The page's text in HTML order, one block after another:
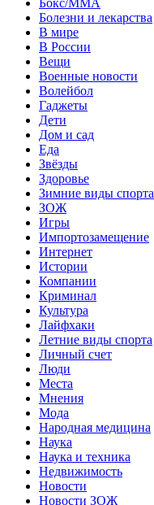
Болезни и лекарства
В мире
В России
Вещи
Военные новости
Волейбол
Гаджеты
Дети
Дом и сад
Еда
Звёзды
Здоровье
Зимние виды спорта
ЗОЖ
Игры
Импортозамещение
Интернет
Истории
Компании
Криминал
Культура
Лайфхаки
Летние виды спорта
Личный счет
Люди
Места
Мнения
Мода
Народная медицина
Наука
Наука и техника
Недвижимость
Новости
Новости ЗОЖ